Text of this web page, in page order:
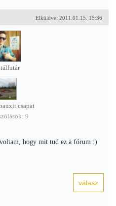
Elküldve: 2011.01.15. 15:36
csapat
9
hogy mit tud ez a fórum :)